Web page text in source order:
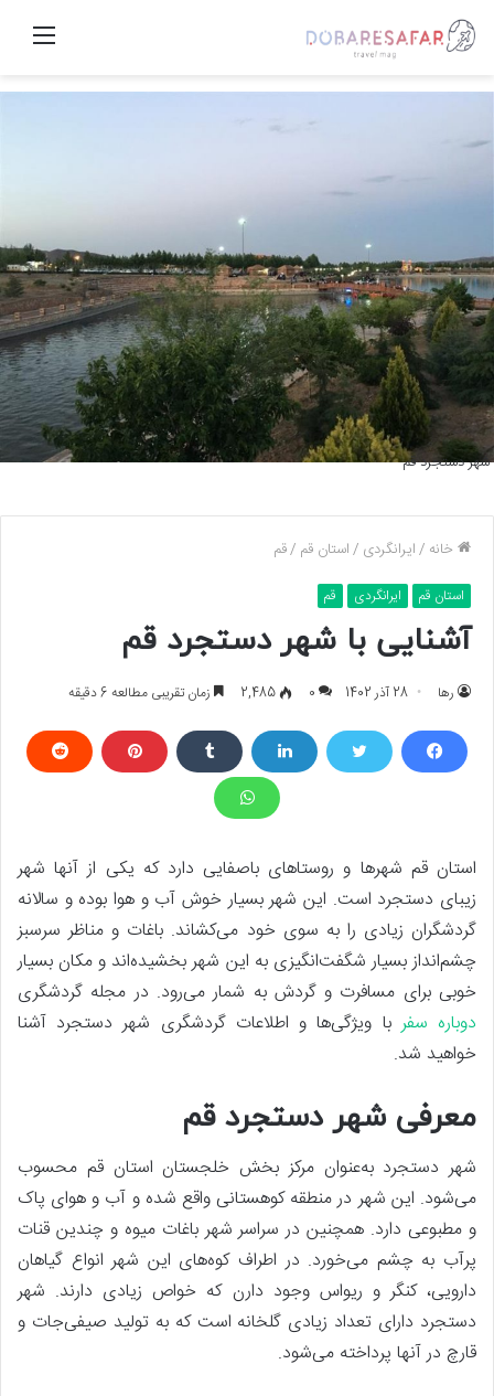
منو
شهر دستجرد قم
خانه /ایرانگردی /استان قم /قم
استان قم ایرانگردی قم
آشنایی با شهر دستجرد قم
رها 28 آذر 1402 0
2,485 زمان تقریبی مطالعه 6 دقیقه
استان قم شهرها و روستاهای باصفایی دارد که یکی از آنها شهر
زیبای دستجرد است. این شهر بسیار خوش آب و هوا بوده و سالانه
گردشگران زیادی را به سوی خود می‌کشاند. باغات و مناظر سرسبز
چشم‌انداز بسیار شگفت‌انگیزی به این شهر بخشیده‌اند و مکان بسیار
خوبی برای مسافرت و گردش به شمار می‌رود. در مجله گردشگری
دوباره سفربا ویژگی‌ها و اطلاعات گردشگری شهر دستجرد آشنا
خواهید شد.
معرفی شهر دستجرد قم
شهر دستجرد به‌عنوان مرکز بخش خلجستان استان قم محسوب
می‌شود. این شهر در منطقه کوهستانی واقع شده و آب و هوای پاک
و مطبوعی دارد. همچنین در سراسر شهر باغات میوه و چندین قنات
پرآب به چشم می‌خورد. در اطراف کوه‌های این شهر انواع گیاهان
دارویی، کنگر و ریواس وجود دارن که خواص زیادی دارند. شهر
دستجرد دارای تعداد زیادی گلخانه است که به تولید صیفی‌جات و
قارچ در آنها پرداخته می‌شود.